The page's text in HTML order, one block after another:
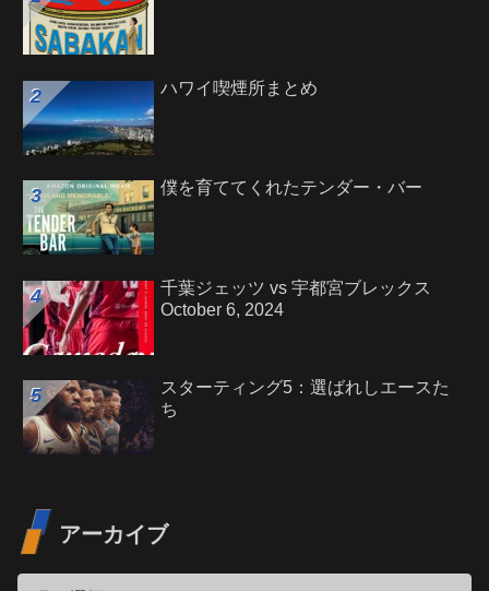
ハワイ喫煙所まとめ
僕を育ててくれたテンダー・バー
千葉ジェッツ vs 宇都宮ブレックス
October 6, 2024
スターティング5：選ばれしエースた
ち
アーカイブ